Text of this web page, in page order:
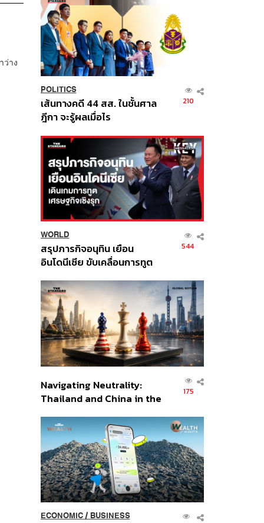
ว่าง
POLITICS
เส้นทางคดี 44 สส. ในชั้นศาล
ฎีกา จะรู้ผลเมื่อไร
210
WORLD
สรุปภารกิจอนุทิน เยือน
อินโดนีเซีย ขับเคลื่อนการทูต
ส่วนยุทธศาสตร์ไทย –
อินโดนีเซีย
544
Navigating Neutrality:
Thailand and China in the
Order
175
ECONOMIC/ BUSINESS